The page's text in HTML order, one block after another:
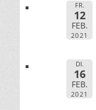
FR.
12
FEB.
2021
DI.
16
FEB.
2021